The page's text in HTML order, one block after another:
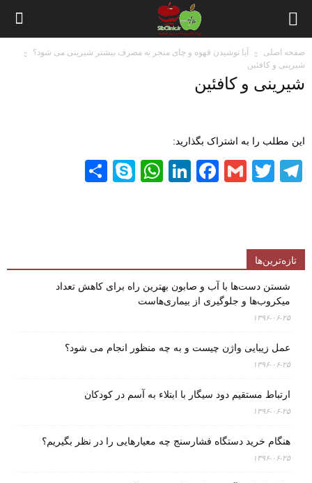
صفحه اصلی
آیا نوشیدن قهوه و چای منجر به مصرف بیشتر شیرینی می شود؟
شیرینی و کافئین
شیرینی و کافئین
این مطلب را به اشتراک بگذارید:
Telegram
Twitter
Gmail
Facebook
LinkedIn
WhatsApp
Skype
تازه‌ترین‌ها
شستن دست‌ها با آب و صابون بهترین راه برای کاهش تعداد
میکروب‌ها و جلوگیری از بیماری‌هاست
۱۳۹۶-۰۶-۲۵
عمل زیبایی واژن چیست و به چه منظور انجام می شود؟
۱۳۹۶-۰۶-۲۵
ارتباط مستقیم دود سیگار با ابتلاء به آسم در کودکان
۱۳۹۶-۰۶-۲۵
هنگام خرید دستگاه فشارسنج چه معیارهایی را در نظر بگیریم؟
۱۳۹۶-۰۶-۲۵